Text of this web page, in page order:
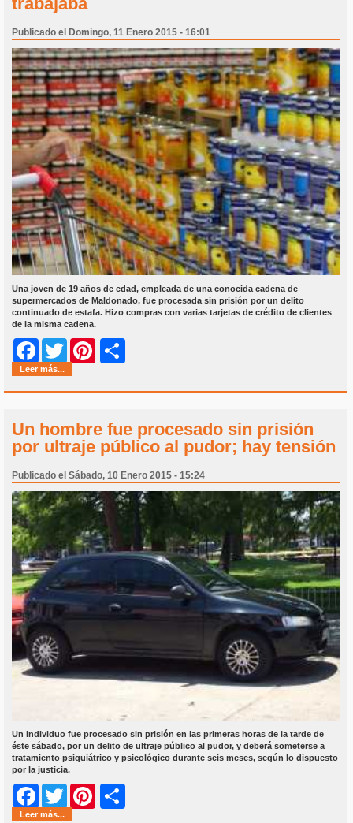
Publicado el Domingo, 11 Enero 2015 - 16:01
Una joven de 19 años de edad, empleada de una conocida cadena de
supermercados de Maldonado, fue procesada sin prisión por un delito
continuado de estafa. Hizo compras con varias tarjetas de crédito de clientes
de la misma cadena.
Facebook
Twitter Pinterest
Leer más...
Un hombre fue procesado sin prisión
por ultraje público al pudor; hay tensión
Publicado el Sábado, 10 Enero 2015 - 15:24
Un individuo fue procesado sin prisión en las primeras horas de la tarde de
éste sábado, por un delito de ultraje público al pudor, y deberá someterse a
tratamiento psiquiátrico y psicológico durante seis meses, según lo dispuesto
por la justicia.
Facebook
Twitter Pinterest
Leer más...